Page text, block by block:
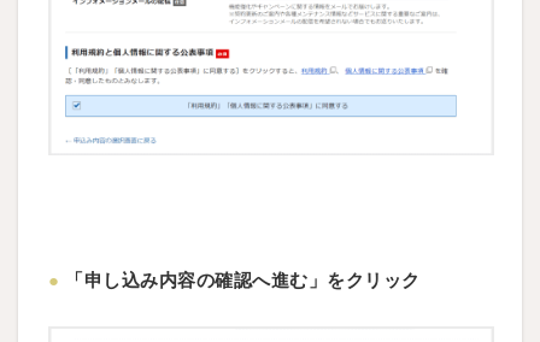
● 「申し込み内容の確認へ進む」をクリック